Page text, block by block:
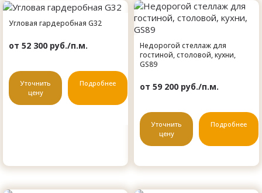
Угловая гардеробная G32
от 52 300 руб./п.м.
Уточнить
цену
Подробнее
Недорогой стеллаж для
гостиной, столовой, кухни,
GS89
от 59 200 руб./п.м.
Уточнить
цену
Подробнее